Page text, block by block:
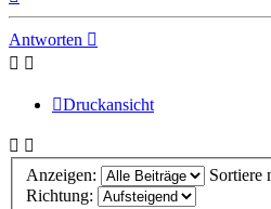
Antworten
Druckansicht
Anzeigen:
Sortiere
Richtung: